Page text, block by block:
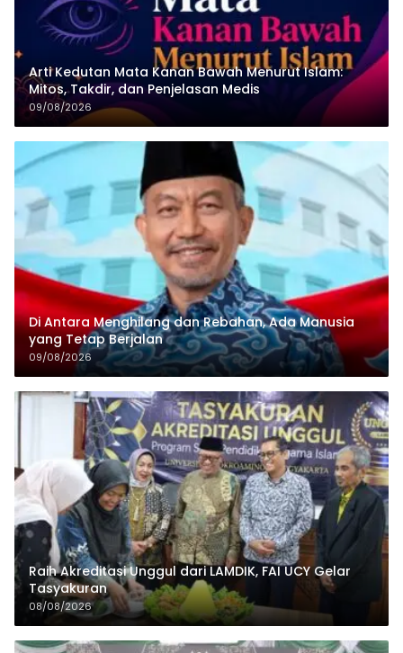
Arti Kedutan Mata Kanan Bawah Menurut Islam:
Mitos, Takdir, dan Penjelasan Medis
09/08/2026
Di Antara Menghilang dan Rebahan, Ada Manusia
yang Tetap Berjalan
09/08/2026
Raih Akreditasi Unggul dari LAMDIK, FAI UCY Gelar
Tasyakuran
08/08/2026